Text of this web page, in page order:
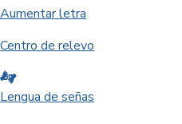
Aumentar letra
Centro de relevo
Lengua de señas